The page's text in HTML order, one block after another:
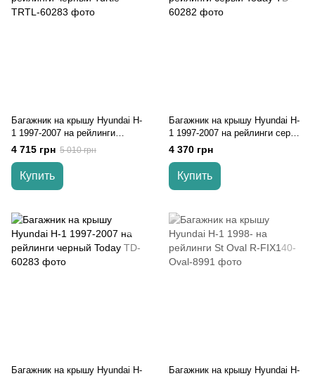
Багажник на крышу Hyundai H-
1 1997-2007 на рейлинги
черный Turtle
4 715 грн 5 010 грн
Купить
Багажник на крышу Hyundai H-
1 1997-2007 на рейлинги серый
Today
4 370 грн
Купить
Багажник на крышу Hyundai H-
Багажник на крышу Hyundai H-